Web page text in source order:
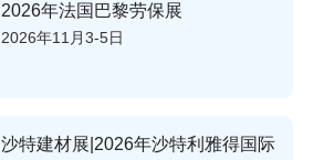
2026年法国巴黎劳保展
2026年11月3-5日
沙特建材展|2026年沙特利雅得国际